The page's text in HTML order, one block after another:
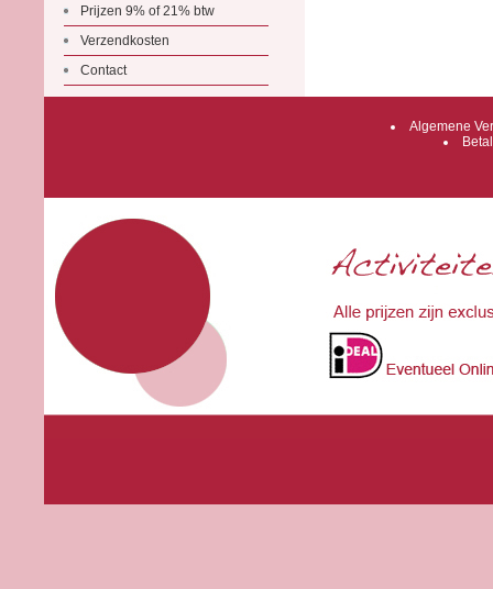
Prijzen 9% of 21% btw
Verzendkosten
Contact
Algemene